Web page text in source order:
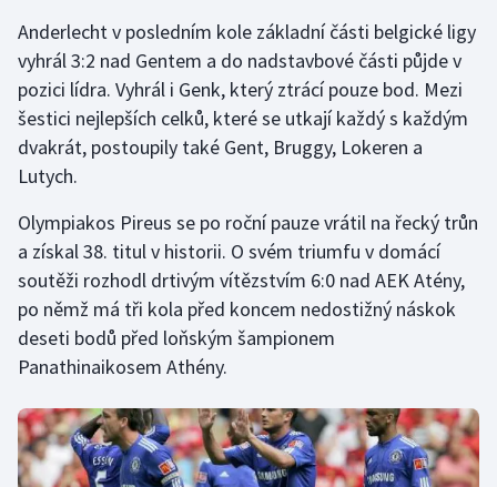
Triatlon
Veslování
Vodní slalom
Volejbal
Ostatní
Anderlecht v posledním kole základní části belgické ligy
vyhrál 3:2 nad Gentem a do nadstavbové části půjde v
pozici lídra. Vyhrál i Genk, který ztrácí pouze bod. Mezi
šestici nejlepších celků, které se utkají každý s každým
dvakrát, postoupily také Gent, Bruggy, Lokeren a
Lutych.
Olympiakos Pireus se po roční pauze vrátil na řecký trůn
a získal 38. titul v historii. O svém triumfu v domácí
soutěži rozhodl drtivým vítězstvím 6:0 nad AEK Atény,
po němž má tři kola před koncem nedostižný náskok
deseti bodů před loňským šampionem
Panathinaikosem Athény.